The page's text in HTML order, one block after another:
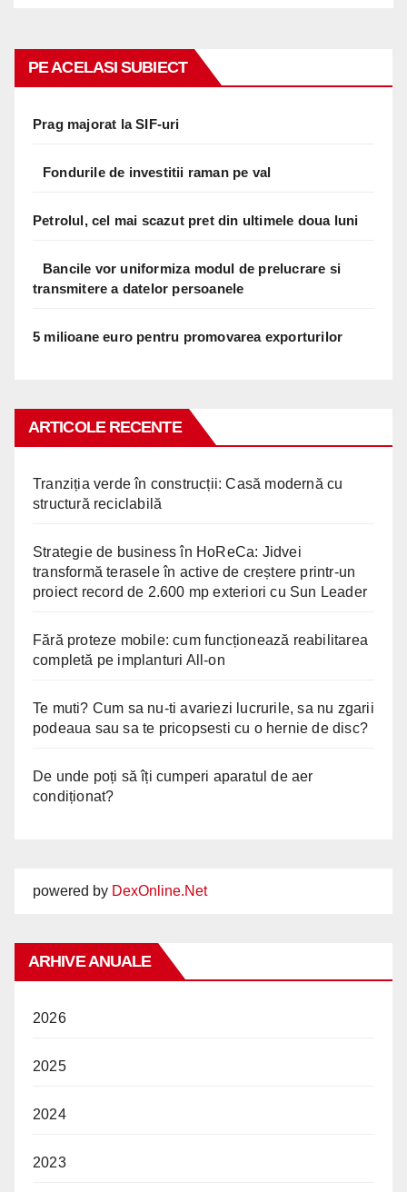
PE ACELASI SUBIECT
Prag majorat la SIF-uri
Fondurile de investitii raman pe val
Petrolul, cel mai scazut pret din ultimele doua luni
Bancile vor uniformiza modul de prelucrare si
transmitere a datelor persoanele
5 milioane euro pentru promovarea exporturilor
ARTICOLE RECENTE
Tranziția verde în construcții: Casă modernă cu
structură reciclabilă
Strategie de business în HoReCa: Jidvei
transformă terasele în active de creștere printr-un
proiect record de 2.600 mp exteriori cu Sun Leader
Fără proteze mobile: cum funcționează reabilitarea
completă pe implanturi All-on
Te muti? Cum sa nu-ti avariezi lucrurile, sa nu zgarii
podeaua sau sa te pricopsesti cu o hernie de disc?
De unde poți să îți cumperi aparatul de aer
condiționat?
powered by DexOnline.Net
ARHIVE ANUALE
2026
2025
2024
2023